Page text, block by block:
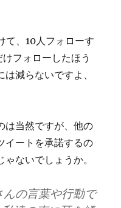
て、10人フォローす
フォローしたほう
減らないですよ、
は当然ですが、他の
イートを承諾するの
ないでしょうか。
んの言葉や行動で